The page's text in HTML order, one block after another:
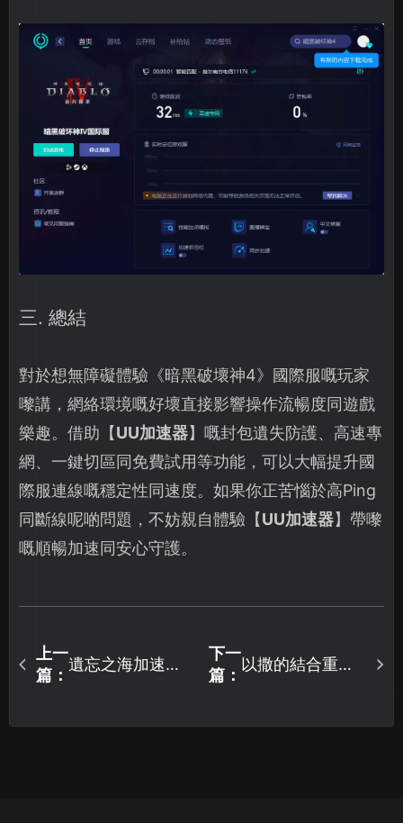
三. 總結
對於想無障礙體驗《暗黑破壞神4》國際服嘅玩家
嚟講，網絡環境嘅好壞直接影響操作流暢度同遊戲
樂趣。借助【UU加速器】嘅封包遺失防護、高速專
網、一鍵切區同免費試用等功能，可以大幅提升國
際服連線嘅穩定性同速度。如果你正苦惱於高Ping
同斷線呢啲問題，不妨親自體驗【UU加速器】帶嚟
嘅順暢加速同安心守護。
上一
篇：
遺忘之海加速器
下一
篇：
以撒的結合重生
線的實用對策！